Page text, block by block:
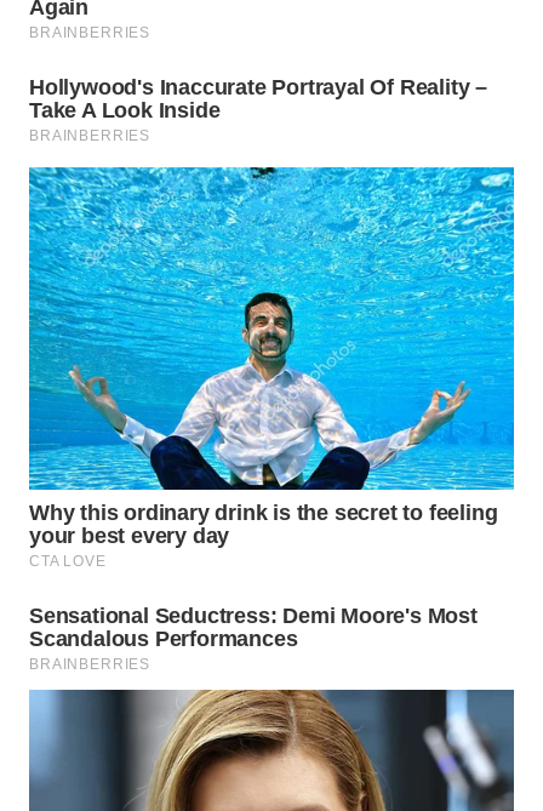
LABUANBAJO
BORNEO
Wahana
Media
Group
WAHANA
NEWS
WAHANA
TANI
WAHANA
ADVOKAT
WAHANA
INFRASTRUKTUR
WAHANA
KONSUMEN